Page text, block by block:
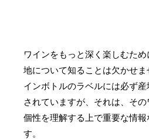
ワインをもっと深く楽しむため
地について知ることは欠かせま
インボトルのラベルには必ず産
されていますが、それは、そ
個性を理解する上で重要な情報
す。